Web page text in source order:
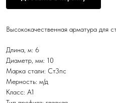
Высококачественная арматура для
Длина, м: 6
Диаметр, мм: 10
Марка стали: Ст3пс
Мерность: м/д
Класс: А1